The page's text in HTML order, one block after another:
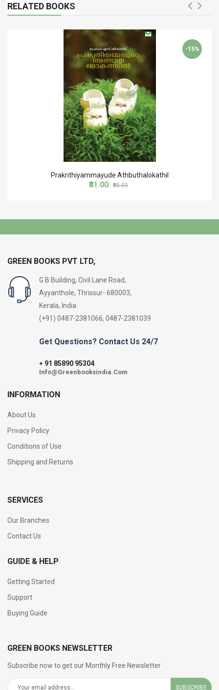
RELATED BOOKS
-15%
Prakrithiyammayude Athbuthalokathil
₹81.00 ₹95.00
GREEN BOOKS PVT LTD,
G B Building, Civil Lane Road,
Ayyanthole, Thrissur- 680003,
Kerala, India
(+91) 0487-2381066, 0487-2381039
Get Questions? Contact Us 24/7
+ 91 85890 95304
Info@Greenbooksindia.Com
INFORMATION
About Us
Privacy Policy
Conditions of Use
Shipping and Returns
SERVICES
Our Branches
Contact Us
GUIDE & HELP
Getting Started
Support
Buying Guide
GREEN BOOKS NEWSLETTER
Subscribe now to get our Monthly Free Newsletter
SUBSCRIBE